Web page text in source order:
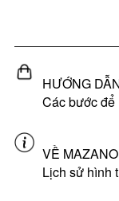
HƯỚNG
Các bước để
VỀ MAZANO
Lịch sử hình